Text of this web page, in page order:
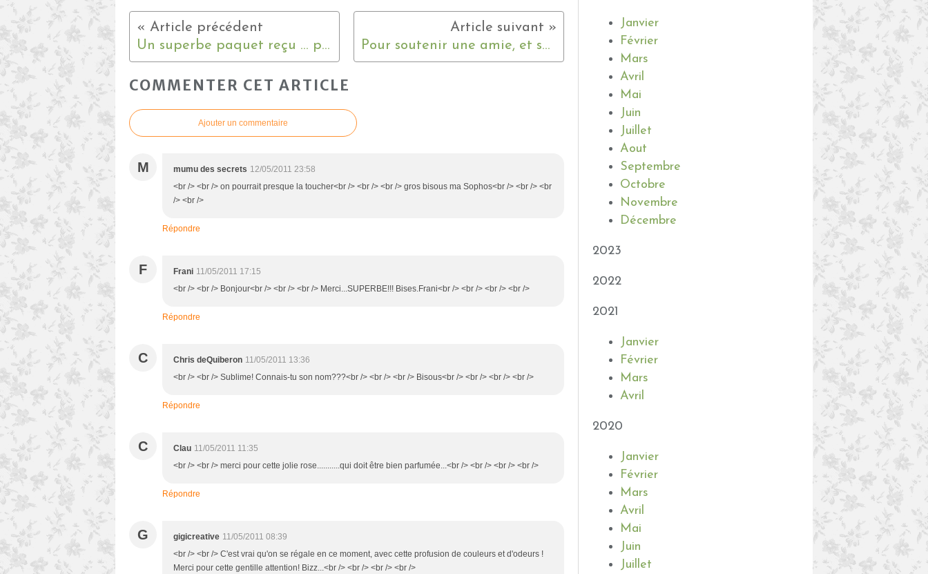
Un superbe paquet reçu ... pour le Japon ;-) Pour soutenir une amie, et sa soeur, contre l'anoréxie mentale !
COMMENTER CET ARTICLE
Ajouter un commentaire
M mumu des secrets 12/05/2011 23:58
<br /> <br /> on pourrait presque la toucher<br /> <br /> <br /> gros bisous ma Sophos<br /> <br /> <br
/> <br />
Répondre
F Frani 11/05/2011 17:15
<br /> <br /> Bonjour<br /> <br /> <br /> Merci...SUPERBE!!! Bises.Frani<br /> <br /> <br /> <br />
Répondre
C Chris deQuiberon 11/05/2011 13:36
<br /> <br /> Sublime! Connais-tu son nom???<br /> <br /> <br /> Bisous<br /> <br /> <br /> <br />
Répondre
C Clau 11/05/2011 11:35
<br /> <br /> merci pour cette jolie rose...........qui doit être bien parfumée...<br /> <br /> <br /> <br />
Répondre
G gigicreative 11/05/2011 08:39
<br /> <br /> C'est vrai qu'on se régale en ce moment, avec cette profusion de couleurs et d'odeurs !
Merci pour cette gentille attention! Bizz...<br /> <br /> <br /> <br />
Janvier
Février
Mars
Avril
Mai
Juin
Juillet
Aout
Septembre
Octobre
Novembre
Décembre
2023
2022
2021
Janvier
Février
Mars
Avril
2020
Janvier
Février
Mars
Avril
Mai
Juin
Juillet